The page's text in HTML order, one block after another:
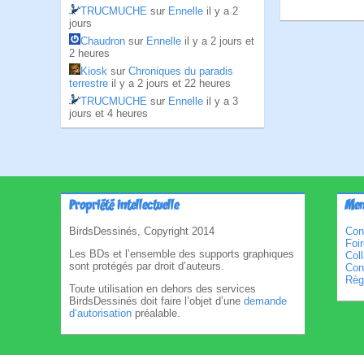
TRUCMUCHE sur Ennelle il y a 2
jours
Chaudron sur Ennelle il y a 2 jours et
2 heures
Kiosk sur Chroniques du paradis
terrestre il y a 2 jours et 22 heures
TRUCMUCHE sur Ennelle il y a 3
jours et 4 heures
Propriété intellectuelle
BirdsDessinés, Copyright 2014
Les BDs et l’ensemble des supports graphiques
sont protégés par droit d’auteurs.
Toute utilisation en dehors des services
BirdsDessinés doit faire l’objet d’une demande
d’autorisation préalable.